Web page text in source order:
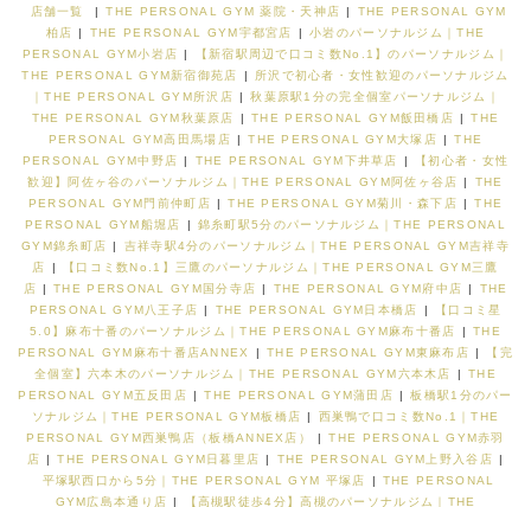
店舗一覧 | THE PERSONAL GYM 薬院・天神店 |
THE PERSONAL GYM
柏店 | THE PERSONAL GYM宇都宮店 |
小岩のパーソナルジム｜THE
PERSONAL GYM小岩店 |
【新宿駅周辺で口コミ数No.1】のパーソナルジム｜
THE PERSONAL GYM新宿御苑店
|
所沢で初心者・女性歓迎のパーソナルジム
｜THE PERSONAL GYM所沢店 |
秋葉原駅1分の完全個室パーソナルジム｜
THE PERSONAL GYM秋葉原店
| THE PERSONAL GYM飯田橋店 |
THE
PERSONAL GYM高田馬場店 | THE PERSONAL GYM大塚店 |
THE
PERSONAL GYM中野店 | THE PERSONAL GYM下井草店 |
【初心者・女性
歓迎】阿佐ヶ谷のパーソナルジム｜THE PERSONAL GYM阿佐ヶ谷店 |
THE
PERSONAL GYM門前仲町店 | THE PERSONAL GYM菊川・森下店 |
THE
PERSONAL GYM船堀店
|
錦糸町駅5分のパーソナルジム｜THE PERSONAL
GYM錦糸町店 |
吉祥寺駅4分のパーソナルジム｜THE PERSONAL GYM吉祥寺
店
|
【口コミ数No.1】三鷹のパーソナルジム｜THE PERSONAL GYM三鷹
店 | THE PERSONAL GYM国分寺店 | THE PERSONAL GYM府中店 |
THE
PERSONAL GYM八王子店 | THE PERSONAL GYM日本橋店 |
【口コミ星
5.0】麻布十番のパーソナルジム｜THE PERSONAL GYM麻布十番店
|
THE
PERSONAL GYM麻布十番店ANNEX
| THE PERSONAL GYM東麻布店 |
【完
全個室】六本木のパーソナルジム｜THE PERSONAL GYM六本木店
|
THE
PERSONAL GYM五反田店 | THE PERSONAL GYM蒲田店 |
板橋駅1分のパー
ソナルジム｜THE PERSONAL GYM板橋店 |
西巣鴨で口コミ数No.1｜THE
PERSONAL GYM西巣鴨店（板橋ANNEX店）
|
THE PERSONAL GYM赤羽
店 | THE PERSONAL GYM日暮里店 | THE PERSONAL GYM上野入谷店 |
平塚駅西口から5分｜THE PERSONAL GYM 平塚店
|
THE PERSONAL
GYM広島本通り店 | 【高槻駅徒歩4分】高槻のパーソナルジム｜THE